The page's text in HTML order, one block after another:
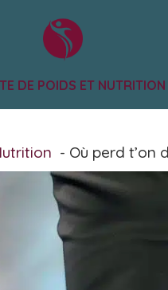
DE POIDS ET NUTRITION
Où perd t’on